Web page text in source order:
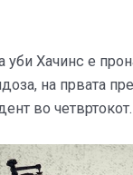
уби Хачинс е
на првата
во четвртокот.